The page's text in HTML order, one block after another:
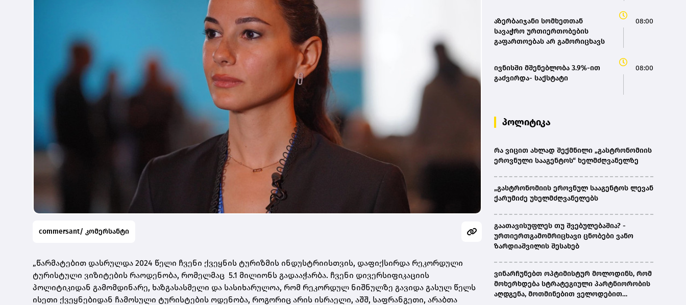
commersant/ კომერსანტი
„წარმატებით დასრულდა 2024 წელი ჩვენი ქვეყნის ტურიზმის ინდუსტრიისთვის, დაფიქსირდა რეკორდული
ტურისტული ვიზიტების რაოდენობა, რომელმაც 5.1 მილიონს გადააჭარბა. ჩვენი დივერსიფიკაციის
პოლიტიკიდან გამომდინარე, ხაზგასასმელი და სასიხარულოა, რომ რეკორდულ ნიშნულზე გავიდა გასულ წელს
ისეთი ქვეყნებიდან ჩამოსული ტურისტების ოდენობა, როგორიც არის ისრაელი, აშშ, საფრანგეთი, არაბთა
აზერბაიჯანი სომხეთთან
სავაჭრო ურთიერთობების
გაფართოებას არ გამორიცხავს
08:00
ივნისში მშენებლობა 3.9%-ით
გაძვირდა- საქსტატი
08:00
პოლიტიკა
რა ვიცით ახლად შექმნილი „გასტრონომიის
ეროვნული სააგენტოს“ ხელმძღვანელზე
„გასტრონომიის ეროვნულ სააგენტოს ლევან
ქარუმიძე უხელმძღვანელებს
გაათავისუფლეს თუ შვებულებაშია? -
ურთიერთგამომრიცხავი ცნობები ვანო
ზარდიაშვილის შესახებ
ვინარჩუნებთ ოპტიმისტურ მოლოდინს, რომ
მოხერხდება სტრატეგიული პარტნიორობის
აღდგენა, მოთმინებით ველოდებით